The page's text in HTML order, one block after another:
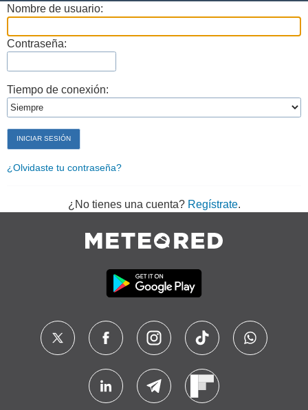
Nombre de usuario:
Contraseña:
Tiempo de conexión:
¿Olvidaste tu contraseña?
¿No tienes una cuenta? Regístrate.